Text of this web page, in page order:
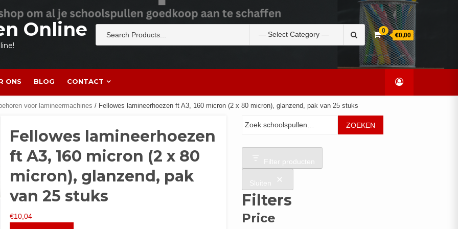
Online
naar:
0
€0,00
ONS BLOG CONTACT
voor lamineermachines / Fellowes lamineerhoezen ft A3, 160 micron (2 x 80 micron), glanzend, pak van 25 stuks
Fellowes lamineerhoezen
ft A3, 160 micron (2 x 80
micron), glanzend, pak
van 25 stuks
€10,04
ZOEKEN
Filter producten
Sluiten
Filters
Price